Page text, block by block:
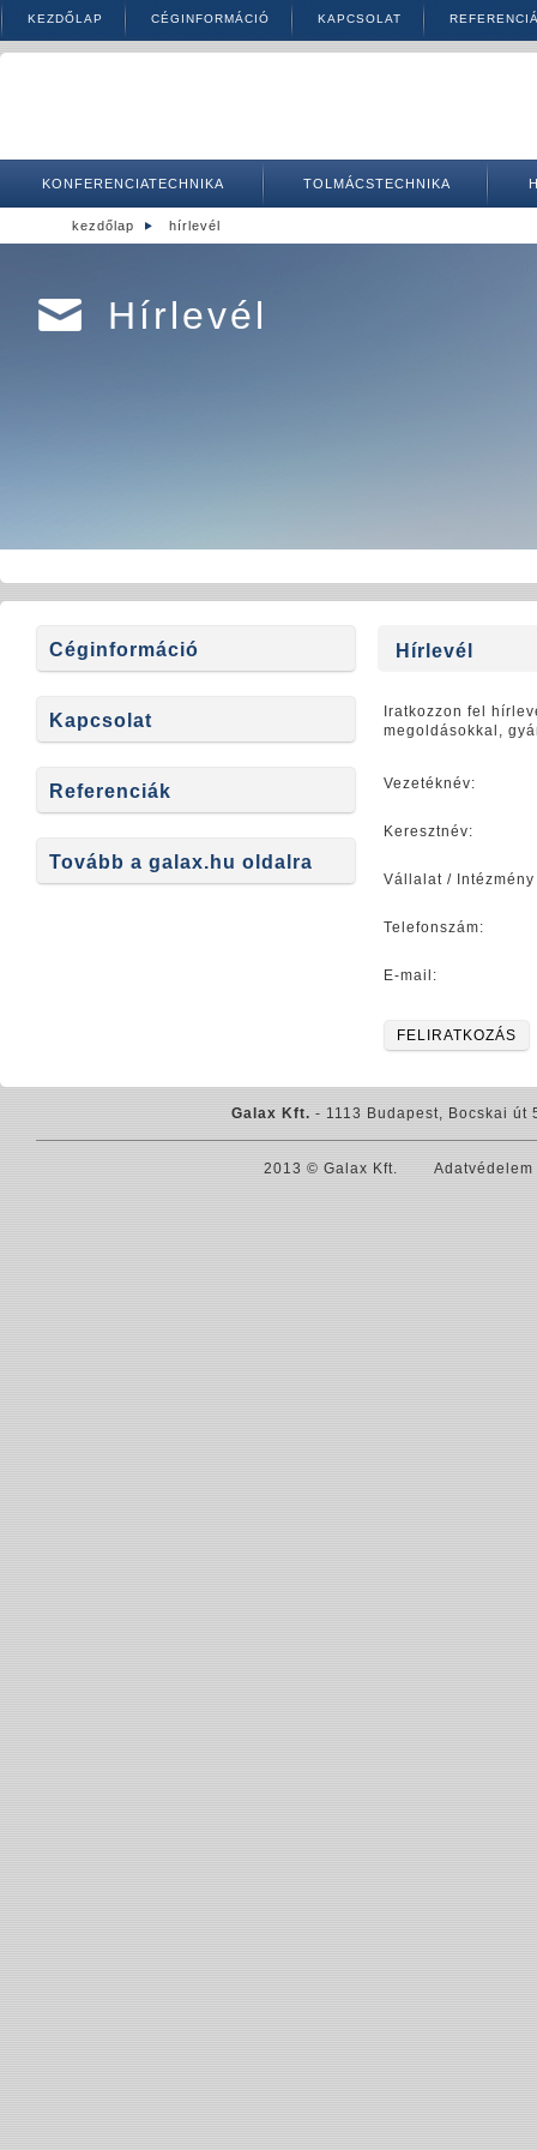
KEZDŐLAP CÉGINFORMÁCIÓ KAPCSOLAT
KONFERENCIATECHNIKA TOLMÁCSTECHNIKA
kezdőlap hírlevél
Hírlevél
Céginformáció
Kapcsolat
Referenciák
Tovább a galax.hu oldalra
Hírlevél
Iratkozzon fel
megoldásokkal,
Vezetéknév:
Keresztnév:
Vállalat /
Telefonszám:
E-mail:
Galax Kft. - 1113 Budapest, Bocskai út
2013 © Galax Kft. Adatvédelem